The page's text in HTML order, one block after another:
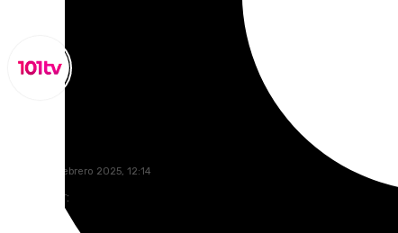
jueves, 27 febrero 2025, 12:14
Compartir: